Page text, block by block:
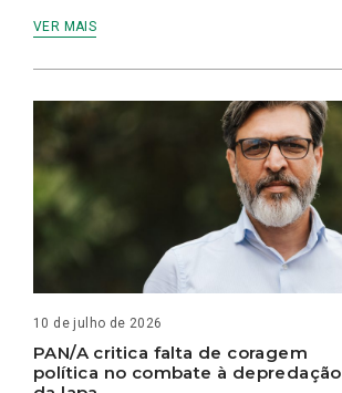
VER MAIS
10 de julho de 2026
PAN/A critica falta de coragem
política no combate à depredação